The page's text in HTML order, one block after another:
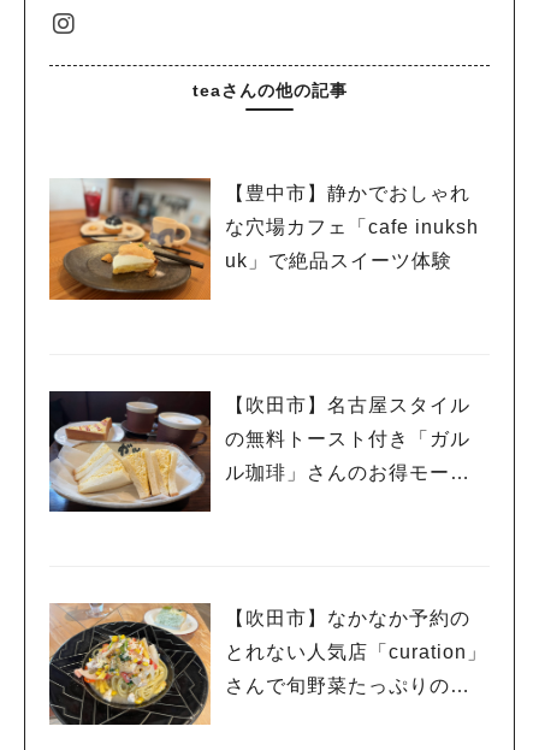
teaさんの他の記事
【豊中市】静かでおしゃれ
な穴場カフェ「cafe inuksh
uk」で絶品スイーツ体験
【吹田市】名古屋スタイル
の無料トースト付き「ガル
ル珈琲」さんのお得モーニ
【吹田市】なかなか予約の
とれない人気店「curation」
さんで旬野菜たっぷりの古